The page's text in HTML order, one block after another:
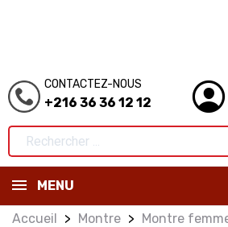
CONTACTEZ-NOUS
+216 36 36 12 12
MENU
Accueil Montre Montre